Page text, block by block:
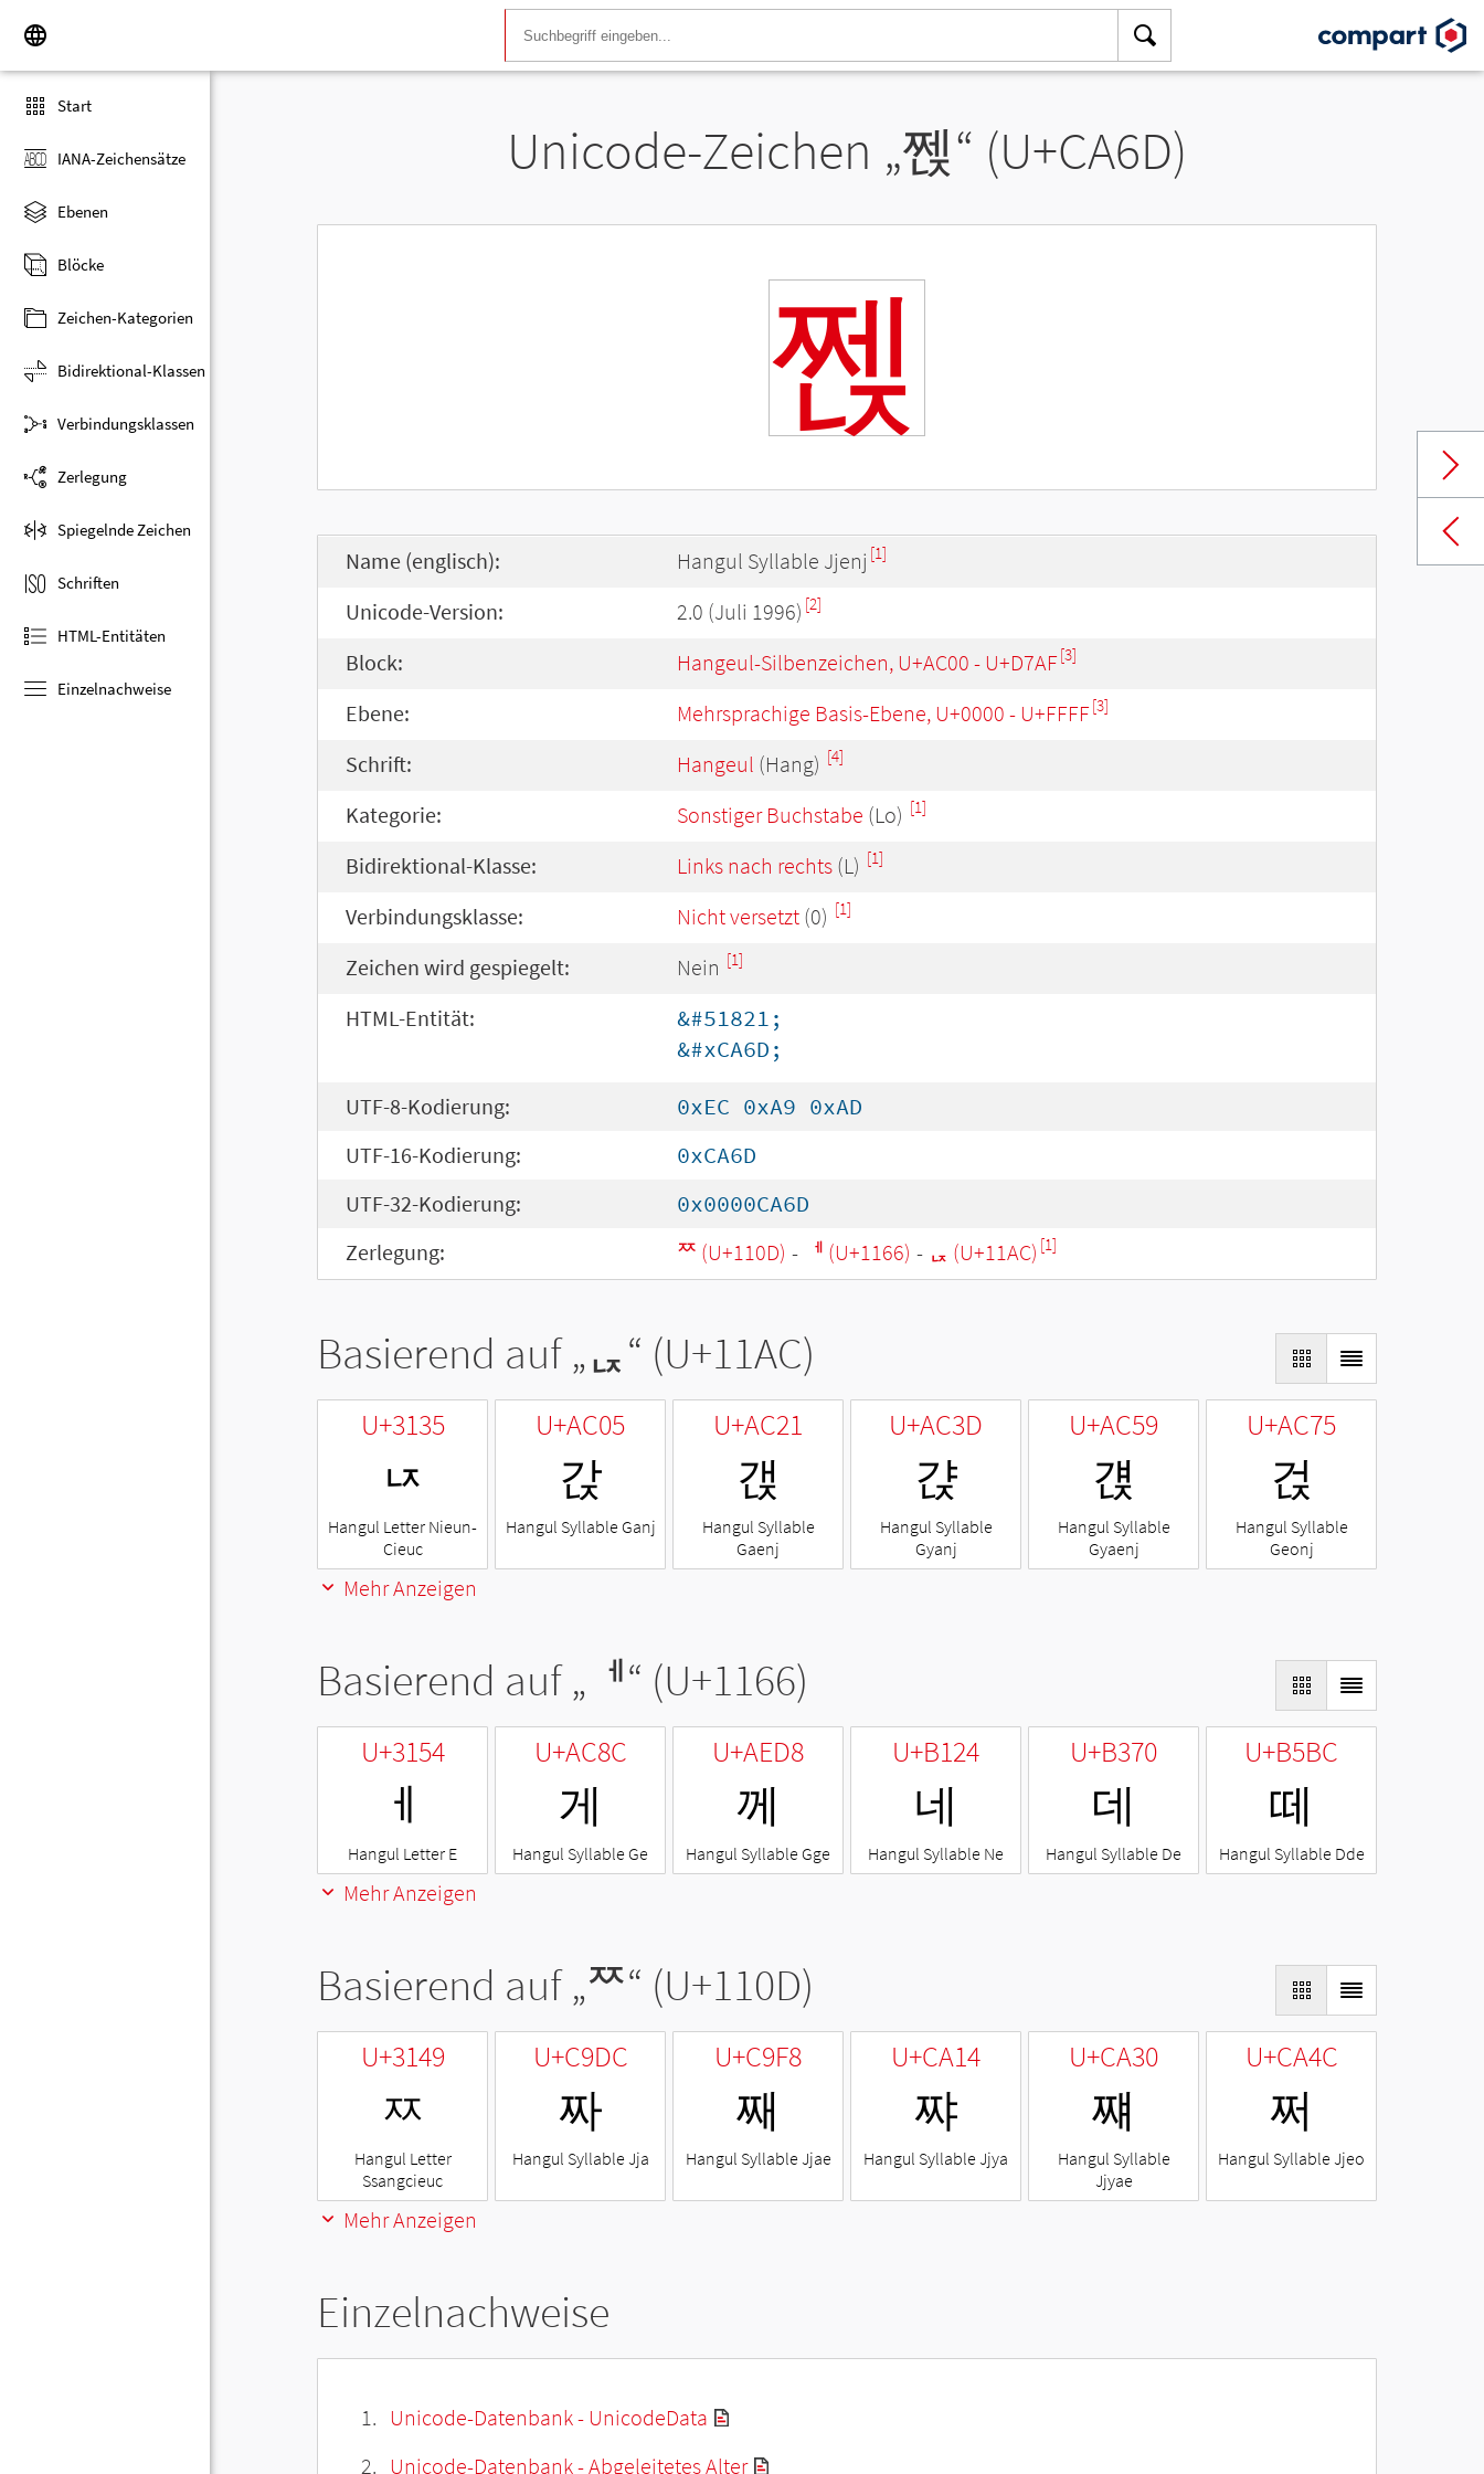
Start
IANA-Zeichensätze
Ebenen
Blöcke
Zeichen-Kategorien
Bidirektional-Klassen
Verbindungsklassen
Zerlegung
Spiegelnde Zeichen
Schriften
HTML-Entitäten
Einzelnachweise
Unicode-Zeichen „쩭“ (U+CA6D)
쩭
Name (englisch): Hangul Syllable Jjenj [1]
Unicode-Version: 2.0 (Juli 1996) [2]
Block: Hangeul-Silbenzeichen, U+AC00 - U+D7AF[3]
Ebene: Mehrsprachige Basis-Ebene, U+0000 - U+FFFF[3]
Schrift: Hangeul (Hang) [4]
Kategorie: Sonstiger Buchstabe (Lo) [1]
Bidirektional-Klasse: Links nach rechts (L) [1]
Verbindungsklasse: Nicht versetzt (0) [1]
Zeichen wird gespiegelt: Nein [1]
HTML-Entität:
&#51821;
&#xCA6D;
UTF-8-Kodierung:
0xEC 0xA9 0xAD
UTF-16-Kodierung:
0xCA6D
UTF-32-Kodierung:
0x0000CA6D
Zerlegung:
ᄍ (U+110D) - ᅦ (U+1166) - ᆬ (U+11AC) [1]
Basierend auf „ᆬ“ (U+11AC)
U+3135
ㄵ
Hangul Letter Nieun-
Cieuc
U+AC05
갅
Hangul Syllable Ganj
U+AC21
갡
Hangul Syllable
Gaenj
U+AC3D
갽
Hangul Syllable
Gyanj
U+AC59
걙
Hangul Syllable
Gyaenj
U+AC75
걵
Hangul Syllable
Geonj
Mehr Anzeigen
Basierend auf „ ᅦ“ (U+1166)
U+3154
ㅔ
Hangul Letter E
U+AC8C
게
Hangul Syllable Ge
U+AED8
께
Hangul Syllable Gge
U+B124
네
Hangul Syllable Ne
U+B370
데
Hangul Syllable De
U+B5BC
떼
Hangul Syllable Dde
Mehr Anzeigen
Basierend auf „ᄍ“ (U+110D)
U+3149
ㅉ
Hangul Letter
Ssangcieuc
U+C9DC
짜
Hangul Syllable Jja
U+C9F8
째
Hangul Syllable Jjae
U+CA14
쨔
Hangul Syllable Jjya
U+CA30
쨰
Hangul Syllable
Jjyae
U+CA4C
쩌
Hangul Syllable Jjeo
Mehr Anzeigen
Einzelnachweise
Unicode-Datenbank - UnicodeData
Unicode-Datenbank - Abgeleitetes Alter